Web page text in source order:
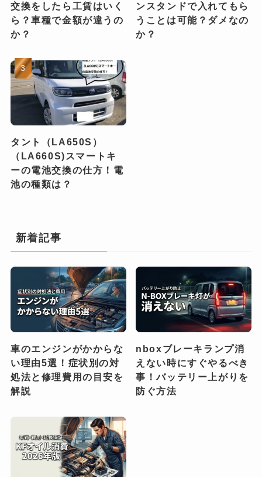
交換をしたら工賃はいく
ら？車種で金額が違うの
か？
ンスタンドで入れてもら
うことは可能？ダメなの
か？
タント（LA650S）
（LA660S)スマートキ
ーの電池交換の仕方！電
池の種類は？
新着記事
車のエンジンがかからな
い理由5選！症状別の対
処法と修理費用の目安を
解説
nboxブレーキランプ消
えない時にすぐやるべき
事！バッテリー上がりを
防ぐ方法